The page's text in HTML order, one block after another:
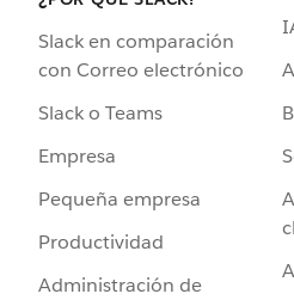
Slack en comparación
con Correo electrónico
Slack o Teams
Empresa
Pequeña empresa
Productividad
Administración de